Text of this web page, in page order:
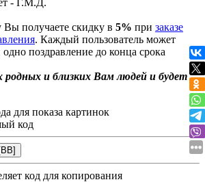
получаете скидку в 5% при заказе
. Каждый пользователь может
поздравление до конца срока
родных и близких Вам людей и будет
для показа картинок
код
код для копирования